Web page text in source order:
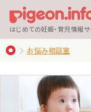
はじめての妊娠・育児情報サ
お悩み相談室